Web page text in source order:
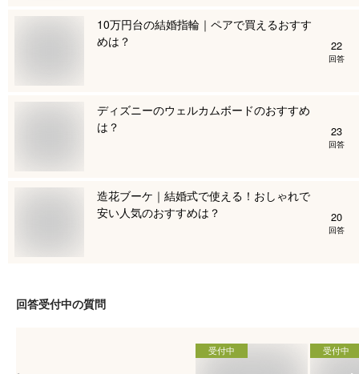
10万円台の結婚指輪｜ペアで買えるおすす
めは？
22
回答
ディズニーのウェルカムボードのおすすめ
は？
23
回答
造花ブーケ｜結婚式で使える！おしゃれで
安い人気のおすすめは？
20
回答
回答受付中の質問
受付中 受付中